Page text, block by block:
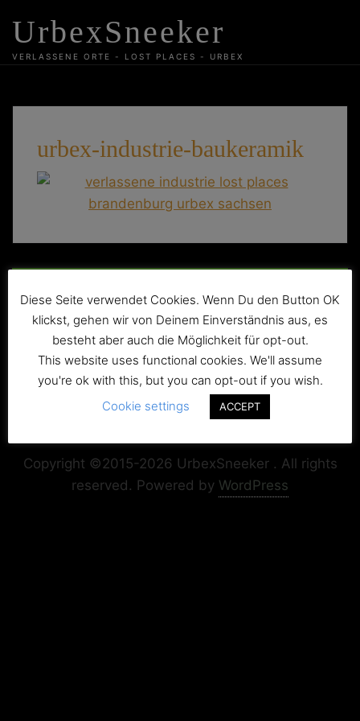
content
UrbexSneeker
VERLASSENE ORTE - LOST PLACES - URBEX
urbex-industrie-baukeramik
Copyright ©2015-2026 UrbexSneeker . All rights
reserved. Powered by WordPress
Diese Seite verwendet Cookies. Wenn Du den Button OK
klickst, gehen wir von Deinem Einverständnis aus, es
besteht aber auch die Möglichkeit für opt-out.
This website uses functional cookies. We'll assume
you're ok with this, but you can opt-out if you wish.
Cookie settings
ACCEPT